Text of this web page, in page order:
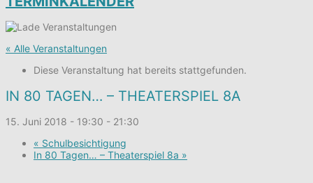
« Alle Veranstaltungen
Diese Veranstaltung hat bereits stattgefunden.
IN 80 TAGEN… – THEATERSPIEL 8A
15. Juni 2018 - 19:30 - 21:30
« Schulbesichtigung
In 80 Tagen… – Theaterspiel 8a »